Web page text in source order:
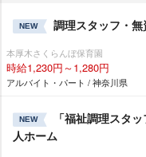
NEW 調理スタッフ・
本厚木さくらんぼ保育園
時給1,230円～1,280円
アルバイト・パート / 神奈川県
NEW
「福祉調理スタ
人ホーム